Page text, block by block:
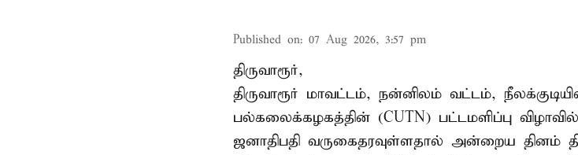
Published on: 07 Aug 2026, 3:57 pm
திருவாரூர்,
திருவாரூர் மாவட்டம், நன்னிலம் வட்டம்,
பல்கலைக்கழகத்தின் (CUTN) பட்டமளிப்பு
ஜனாதிபதி வருகைதரவுள்ளதால் அன்றைய தினம்